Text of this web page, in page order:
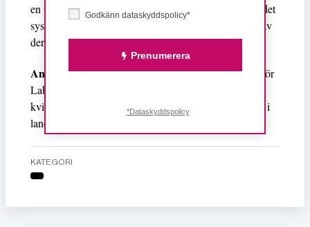
en ny likalönelag skapar struktur och stöd för att fixa det
systematiska problemet med lägre betalt till på grund av
deras kön, säger Wagstaff i ett uttalande.
Anahila Kanongata’a-Suisuiki, parlamentsledamot för
Labour, framhöll att lagen är en seger för Stilla havs-
kvinnor på Nya Zeeland, då de tillhör de lägst betalda i
landet.
KATEGORI
Godkänn dataskyddspolicy*
Prenumerera
*Dataskyddspolicy